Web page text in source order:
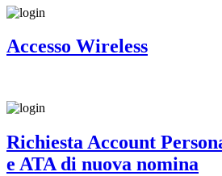
Accesso Wireless
Richiesta Account
e ATA di nuova nomina